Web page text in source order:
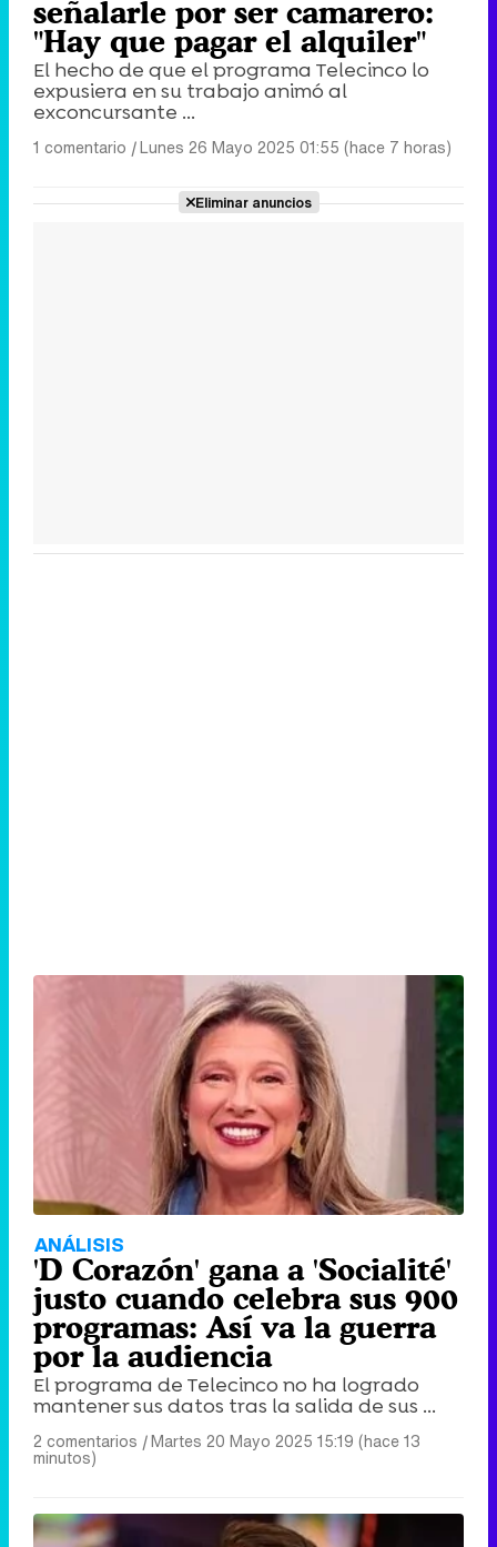
señalarle por ser camarero:
"Hay que pagar el alquiler"
El hecho de que el programa Telecinco lo
expusiera en su trabajo animó al
exconcursante ...
1 comentario |Lunes 26 Mayo 2025 01:55 (hace 7 horas)
Eliminar anuncios
ANÁLISIS
'D Corazón' gana a 'Socialité'
justo cuando celebra sus 900
programas: Así va la guerra
por la audiencia
El programa de Telecinco no ha logrado
mantener sus datos tras la salida de sus ...
2 comentarios |Martes 20 Mayo 2025 15:19 (hace 13
minutos)